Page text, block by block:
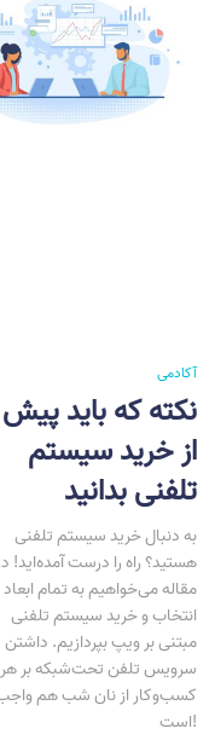
آکادمی
از خرید سیستم
تلفنی بدانید
به دنبال خرید سیستم تلفنی
هستید؟ راه را درست آمده‌اید!
مقاله می‌خواهیم به تمام ابعاد
انتخاب و خرید سیستم تلفنی
مبتنی بر ویپ بپردازیم.
سرویس تلفن تحت‌شبکه بر هر
کسب‌و‌کار از نان شب هم
است!